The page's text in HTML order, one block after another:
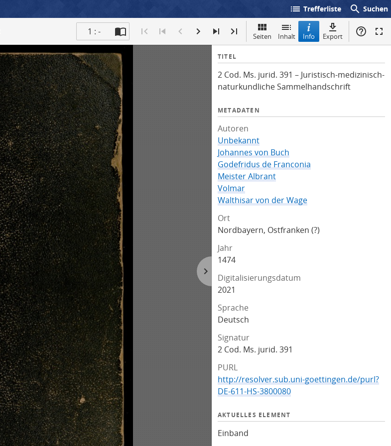
list Trefferliste search Suchen
1 : - Seiten Inhalt Info Export
I
f
o
TITEL
2 Cod. Ms. jurid. 391 – Juristisch-medizinisch-
naturkundliche Sammelhandschrift
METADATEN
Autoren
Unbekannt
Johannes von Buch
Godefridus de Franconia
Meister Albrant
Volmar
Walthisar von der Wage
Ort
Nordbayern, Ostfranken (?)
Jahr
1474
Digitalisierungsdatum
2021
Sprache
Deutsch
Signatur
2 Cod. Ms. jurid. 391
PURL
http://resolver.sub.uni-goettingen.de/purl?
DE-611-HS-3800080
AKTUELLES ELEMENT
Einband